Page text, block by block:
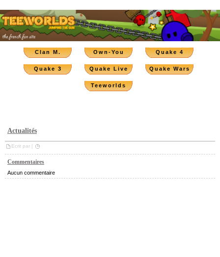
Clan M. Own-You Quake 4
Quake 3 Quake Live Quake Wars
Teeworlds
Actualités
Ecrit par |
Commentaires
Aucun commentaire